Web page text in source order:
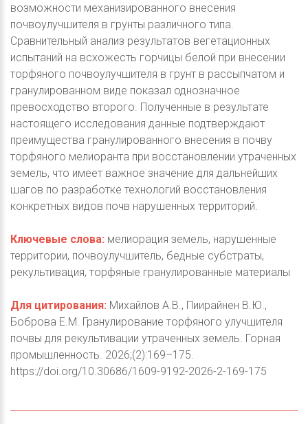
возможности механизированного внесения
почвоулучшителя в грунты различного типа.
Сравнительный анализ результатов вегетационных
испытаний на всхожесть горчицы белой при внесении
торфяного почвоулучшителя в грунт в рассыпчатом и
гранулированном виде показал однозначное
превосходство второго. Полученные в результате
настоящего исследования данные подтверждают
преимущества гранулированного внесения в почву
торфяного мелиоранта при восстановлении утраченных
земель, что имеет важное значение для дальнейших
шагов по разработке технологий восстановления
конкретных видов почв нарушенных территорий.
Ключевые слова: мелиорация земель, нарушенные
территории, почвоулучшитель, бедные субстраты,
рекультивация, торфяные гранулированные материалы
Для цитирования: Михайлов А.В., Пиирайнен В.Ю.,
Боброва Е.М. Гранулирование торфяного улучшителя
почвы для рекультивации утраченных земель. Горная
промышленность. 2026;(2):169–175.
https://doi.org/10.30686/1609-9192-2026-2-169-175